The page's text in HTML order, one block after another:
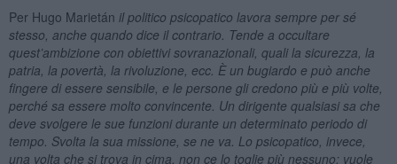
Per Hugo Marietán il politico psicopatico lavora sempre per sé
stesso, anche quando dice il contrario. Tende a occultare
quest’ambizione con obiettivi sovranazionali, quali la sicurezza, la
patria, la povertà, la rivoluzione, ecc. È un bugiardo e può anche
fingere di essere sensibile, e le persone gli credono più e più volte,
perché sa essere molto convincente. Un dirigente qualsiasi sa che
deve svolgere le sue funzioni durante un determinato periodo di
tempo. Svolta la sua missione, se ne va. Lo psicopatico, invece,
una volta che si trova in cima, non ce lo toglie più nessuno: vuole